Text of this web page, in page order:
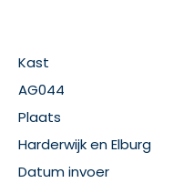
Kast
AG044
Plaats
Harderwijk en Elburg
Datum invoer